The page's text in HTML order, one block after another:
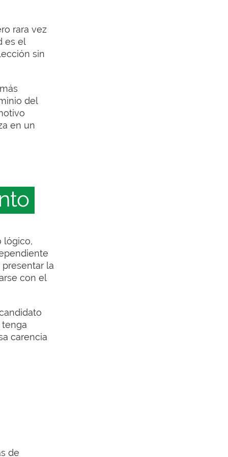
rara vez
es el
sin
del
en un
lógico,
la
con el
carencia
de